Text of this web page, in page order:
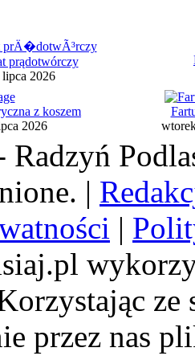
prądotwórczy
2026
z koszem
2026
|
|
przez nas